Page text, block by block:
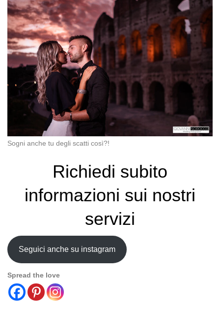
Sogni anche tu degli scatti così?!
Richiedi subito
informazioni sui nostri
servizi
Seguici anche su instagram
Spread the love